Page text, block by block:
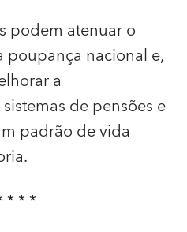
podem atenuar o
nacional e,
a
de pensões e
padrão de vida
* * *